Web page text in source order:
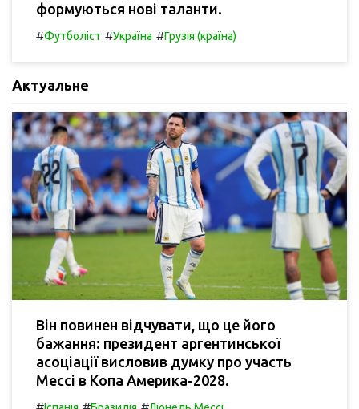
формуються нові таланти.
#Футболіст #Україна #Грузія (країна)
Актуальне
Він повинен відчувати, що це його
бажання: президент аргентинської
асоціації висловив думку про участь
Мессі в Копа Америка-2028.